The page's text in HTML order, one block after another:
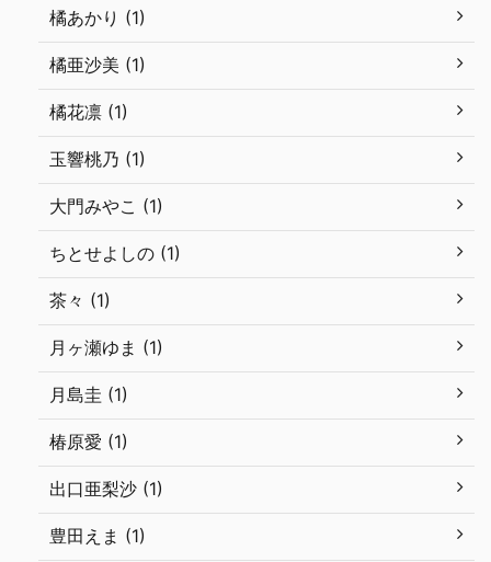
橘あかり (1)
橘亜沙美 (1)
橘花凛 (1)
玉響桃乃 (1)
大門みやこ (1)
ちとせよしの (1)
茶々 (1)
月ヶ瀬ゆま (1)
月島圭 (1)
椿原愛 (1)
出口亜梨沙 (1)
豊田えま (1)